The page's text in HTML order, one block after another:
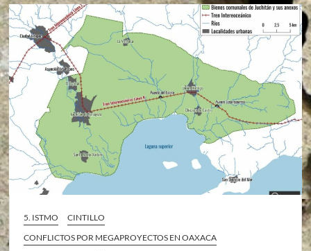
5. ISTMO
CINTILLO
CONFLICTOS POR MEGAPROYECTOS EN OAXACA